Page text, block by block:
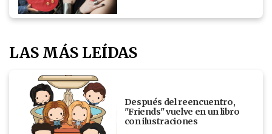
LAS MÁS LEÍDAS
Después del reencuentro,
"Friends" vuelve en un libro
con ilustraciones